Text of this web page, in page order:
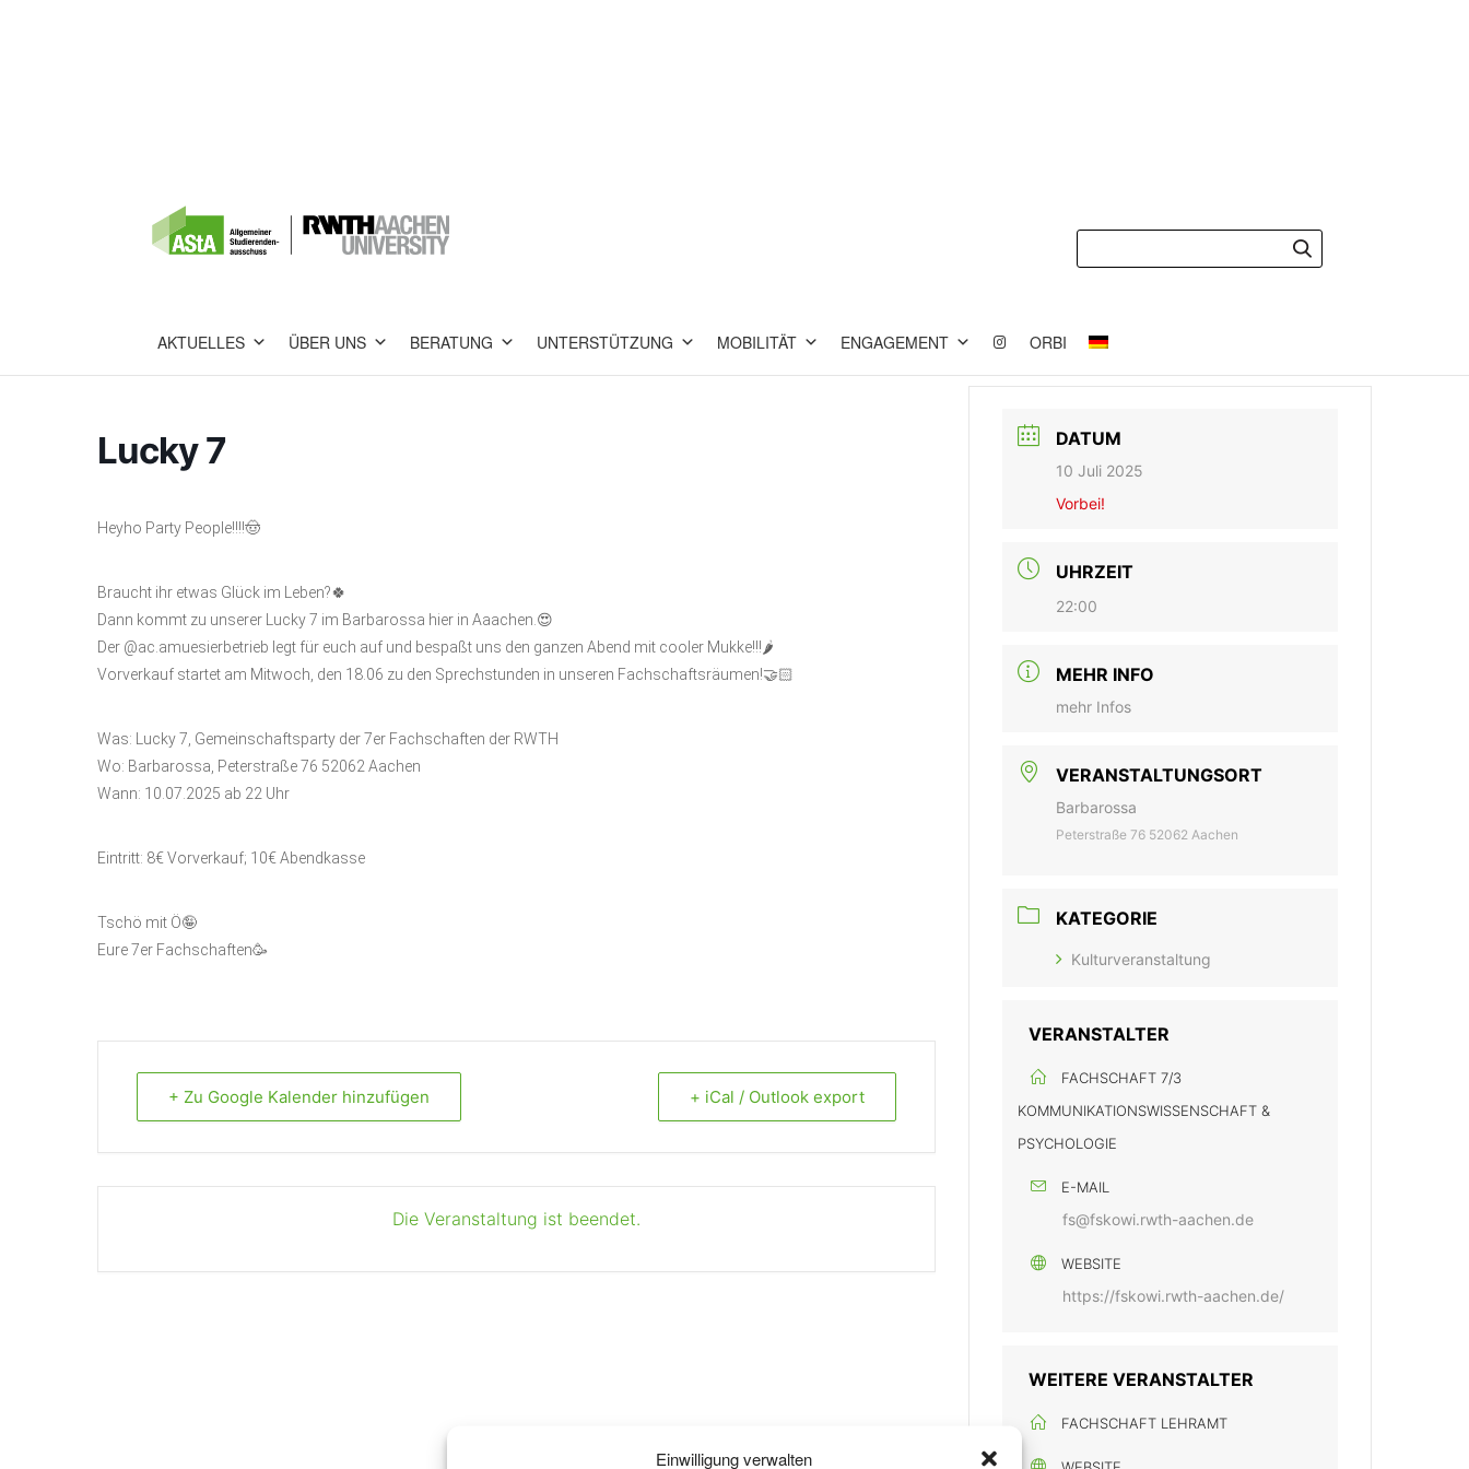
Einwilligung verwalten
AKTUELLES ÜBER UNS BERATUNG UNTERSTÜTZUNG MOBILITÄT ENGAGEMENT ORBI
Lucky 7
Heyho Party People!!!!🤠
Braucht ihr etwas Glück im Leben?🍀
Dann kommt zu unserer Lucky 7 im Barbarossa hier in Aaachen.😍
Der @ac.amuesierbetrieb legt für euch auf und bespaßt uns den ganzen Abend mit cooler Mukke!!!🌶️
Vorverkauf startet am Mitwoch, den 18.06 zu den Sprechstunden in unseren Fachschaftsräumen!🤝🏻
Was: Lucky 7, Gemeinschaftsparty der 7er Fachschaften der RWTH
Wo: Barbarossa, Peterstraße 76 52062 Aachen
Wann: 10.07.2025 ab 22 Uhr
Eintritt: 8€ Vorverkauf; 10€ Abendkasse
Tschö mit Ö🤪
Eure 7er Fachschaften🥳
+ Zu Google Kalender hinzufügen + iCal / Outlook export
Die Veranstaltung ist beendet.
DATUM
10 Juli 2025
Vorbei!
UHRZEIT
22:00
MEHR INFO
mehr Infos
VERANSTALTUNGSORT
Barbarossa
Peterstraße 76 52062 Aachen
KATEGORIE
Kulturveranstaltung
VERANSTALTER
FACHSCHAFT 7/3
KOMMUNIKATIONSWISSENSCHAFT &
PSYCHOLOGIE
E-MAIL
fs@fskowi.rwth-aachen.de
WEBSITE
https://fskowi.rwth-aachen.de/
WEITERE VERANSTALTER
FACHSCHAFT LEHRAMT